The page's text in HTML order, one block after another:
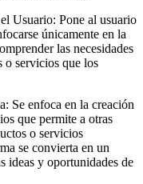
Usuario: Pone al usuario
únicamente en la
las necesidades
o servicios que los
Se enfoca en la creación
que permite a otras
o servicios
se convierta en un
ideas y oportunidades de